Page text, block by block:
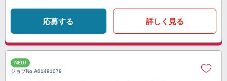
応募する 詳しく見る
NEW
ジョブNo.A01491079